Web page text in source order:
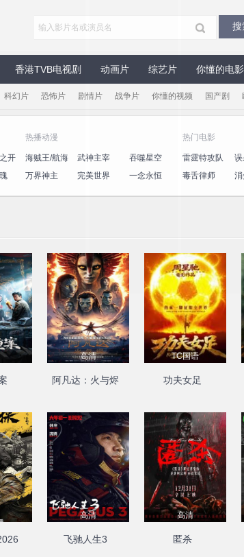
香港TVB电视剧 动画片 综艺片 你懂的电影
科幻片 恐怖片 剧情片 战争片 你懂的视频 国产剧
开
热播动漫
海贼王/航海
王
武神主宰
吞噬星空
万界神主
完美世界 一念永恒
热门电影
雷霆特攻队 误
毒舌律师
高清
阿凡达：火与烬
TC国语
功夫女足
高清
飞驰人生3
高清
匿杀